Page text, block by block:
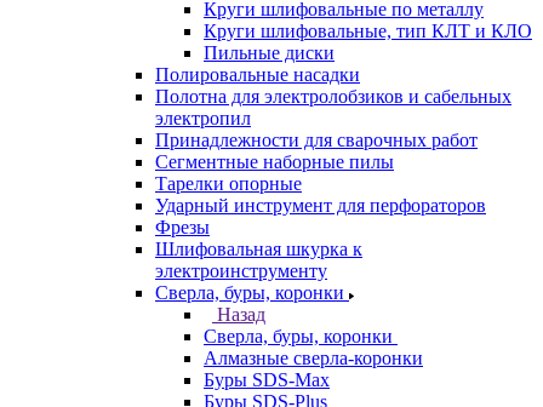
Круги шлифовальные по металлу
Круги шлифовальные, тип КЛТ и КЛО
Пильные диски
Полировальные насадки
Полотна для электролобзиков и сабельных
электропил
Принадлежности для сварочных работ
Сегментные наборные пилы
Тарелки опорные
Ударный инструмент для перфораторов
Фрезы
Шлифовальная шкурка к
электроинструменту
Сверла, буры, коронки
Назад
Сверла, буры, коронки
Алмазные сверла-коронки
Буры SDS-Max
Буры SDS-Plus